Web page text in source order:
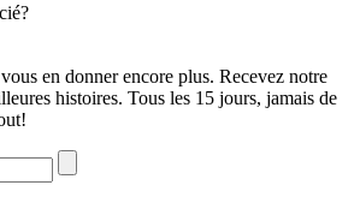
en donner encore plus. Recevez notre
histoires. Tous les 15 jours, jamais de